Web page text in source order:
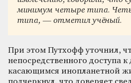
минимум четыре типа.
типа, — отметил учёный.
При этом Путхофф уточнил,
непосредственного доступа
касающимся инопланетной